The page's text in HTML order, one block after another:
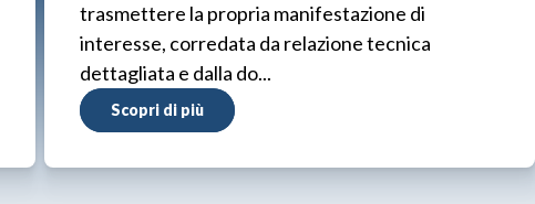
trasmettere la propria manifestazione di
interesse, corredata da relazione tecnica
dettagliata e dalla do...
Scopri di più